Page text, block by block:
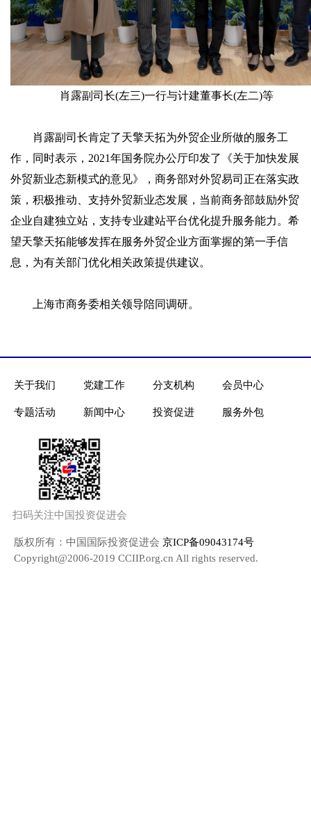
肖露副司长(左三)一行与计建董事长(左二)等
肖露副司长肯定了天擎天拓为外贸企业所做的服务工
作，同时表示，2021年国务院办公厅印发了《关于加快发展
外贸新业态新模式的意见》，商务部对外贸易司正在落实政
策，积极推动、支持外贸新业态发展，当前商务部鼓励外贸
企业自建独立站，支持专业建站平台优化提升服务能力。希
望天擎天拓能够发挥在服务外贸企业方面掌握的第一手信
息，为有关部门优化相关政策提供建议。
上海市商务委相关领导陪同调研。
关于我们 党建工作 分支机构 会员中心
专题活动 新闻中心 投资促进 服务外包
扫码关注中国投资促进会
版权所有：中国国际投资促进会 京ICP备09043174号
Copyright@2006-2019 CCIIP.org.cn All rights reserved.